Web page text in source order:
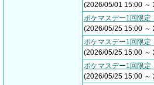
(2026/05/01 15:00 ～
ポケマスデー1回限
(2026/05/25 15:00 ～
ポケマスデー1回限
(2026/05/25 15:00 ～
ポケマスデー1回限定
(2026/05/25 15:00 ～